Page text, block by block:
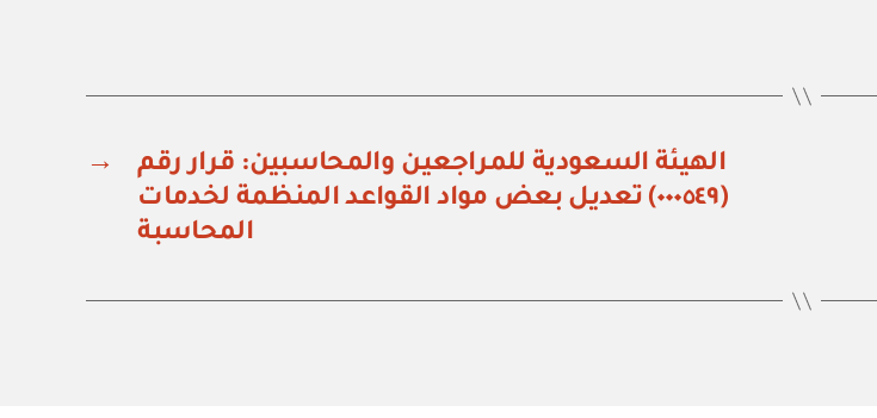
→
الهيئة السعودية للمراجعين والمحاسبين: قرار رقم
(٠٠٠٥٤٩) تعديل بعض مواد القواعد المنظمة لخدمات
المحاسبة